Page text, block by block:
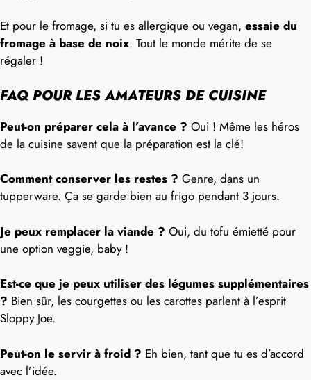
Et pour le fromage, si tu es allergique ou vegan, essaie du
fromage à base de noix. Tout le monde mérite de se
régaler !
FAQ POUR LES AMATEURS DE CUISINE
Peut-on préparer cela à l’avance ? Oui ! Même les héros
de la cuisine savent que la préparation est la clé!
Comment conserver les restes ? Genre, dans un
tupperware. Ça se garde bien au frigo pendant 3 jours.
Je peux remplacer la viande ? Oui, du tofu émietté pour
une option veggie, baby !
Est-ce que je peux utiliser des légumes supplémentaires
? Bien sûr, les courgettes ou les carottes parlent à l’esprit
Sloppy Joe.
Peut-on le servir à froid ? Eh bien, tant que tu es d’accord
avec l’idée.